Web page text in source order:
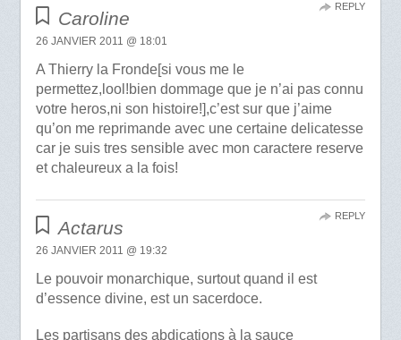
Caroline
26 JANVIER 2011 @ 18:01
A Thierry la Fronde[si vous me le
permettez,lool!bien dommage que je n’ai pas connu
votre heros,ni son histoire!],c’est sur que j’aime
qu’on me reprimande avec une certaine delicatesse
car je suis tres sensible avec mon caractere reserve
et chaleureux a la fois!
REPLY
Actarus
26 JANVIER 2011 @ 19:32
Le pouvoir monarchique, surtout quand il est
d’essence divine, est un sacerdoce.
Les partisans des abdications à la sauce
REPLY